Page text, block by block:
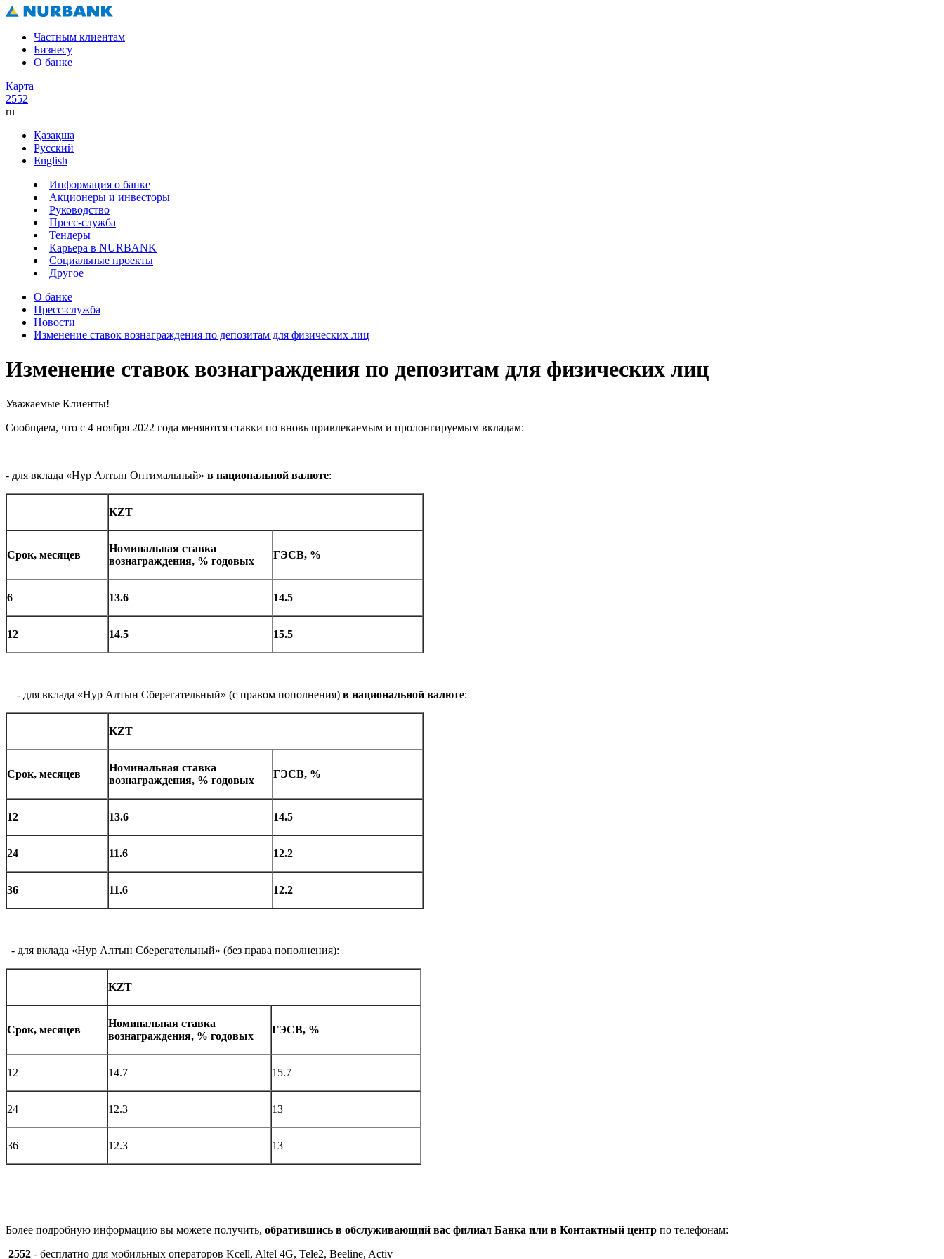
Частным клиентам
Бизнесу
О банке
Карта
2552
ru
Қазақша
Русский
English
Информация о банке
Акционеры и инвесторы
Руководство
Пресс-служба
Тендеры
Карьера в NURBANK
Социальные проекты
Другое
О банке
Пресс-служба
Новости
Изменение ставок вознаграждения по депозитам для физических лиц
Изменение ставок вознаграждения по депозитам для физических лиц
Уважаемые Клиенты!
Сообщаем, что с 4 ноября 2022 года меняются ставки по вновь привлекаемым и пролонгируемым вкладам:
- для вклада «Нур Алтын Оптимальный» в национальной валюте:
KZT
Срок, месяцев
Номинальная ставка
вознаграждения, % годовых
ГЭСВ, %
6 13.6 14.5
12 14.5 15.5
- для вклада «Нур Алтын Сберегательный» (с правом пополнения) в национальной валюте:
KZT
Срок, месяцев
Номинальная ставка
вознаграждения, % годовых
ГЭСВ, %
12 13.6 14.5
24 11.6 12.2
36 11.6 12.2
- для вклада «Нур Алтын Сберегательный» (без права пополнения):
KZT
Срок, месяцев
Номинальная ставка
вознаграждения, % годовых
ГЭСВ, %
12 14.7 15.7
24 12.3 13
36 12.3 13
Более подробную информацию вы можете получить, обратившись в обслуживающий вас филиал Банка или в Контактный центр по телефонам:
2552 - бесплатно для мобильных операторов Kcell, Altel 4G, Tele2, Beeline, Activ